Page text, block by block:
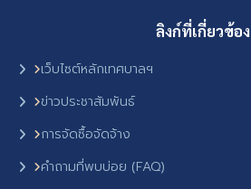
ลิงก์ที่เกี่ยวข้อง
เว็บไซต์หลักเทศบาลฯ
ข่าวประชาสัมพันธ์
การจัดซื้อจัดจ้าง
คำถามที่พบบ่อย (FAQ)